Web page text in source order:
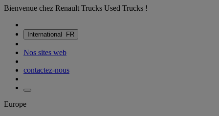
Bienvenue chez Renault Trucks Used Trucks !
International FR
Nos sites web
contactez-nous
Europe